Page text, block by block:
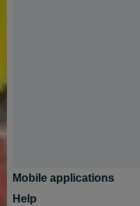
Mobile applications
Help